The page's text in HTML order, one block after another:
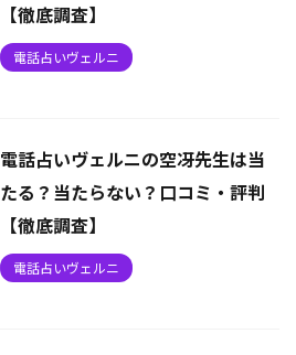
【徹底調査】
電話占いヴェルニ
電話占いヴェルニの空冴先生は当
たる？当たらない？口コミ・評判
【徹底調査】
電話占いヴェルニ